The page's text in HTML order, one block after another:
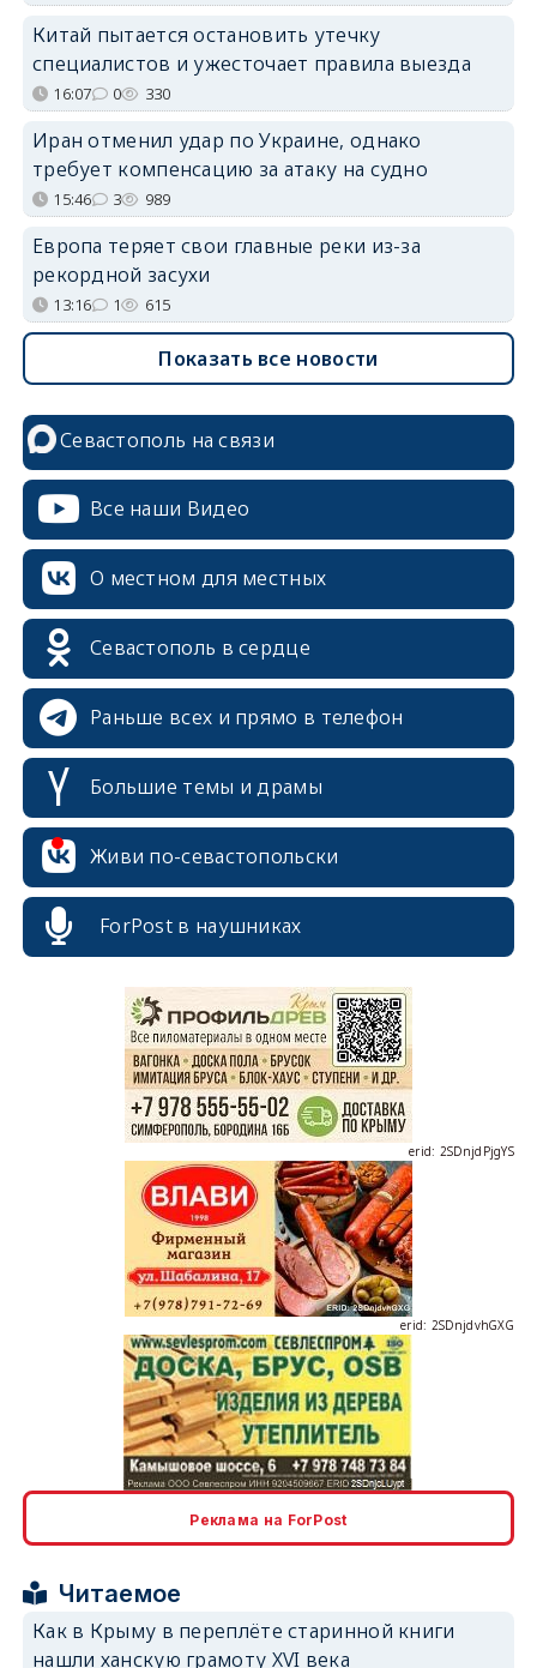
Китай пытается остановить утечку
специалистов и ужесточает правила выезда
16:07 0 330
Иран отменил удар по Украине, однако
требует компенсацию за атаку на судно
15:46 3 989
Европа теряет свои главные реки из-за
рекордной засухи
13:16 1 615
Показать все новости
Севастополь на связи
Все наши Видео
О местном для местных
Севастополь в сердце
Раньше всех и прямо в телефон
Большие темы и драмы
Живи по-севастопольски
ForPost в наушниках
erid: 2SDnjdPjgYS
erid: 2SDnjdvhGXG
erid: 2SDnjcLUypt
erid: 2SDnjcrDNw6
Реклама на ForPost
Читаемое
Как в Крыму в переплёте старинной книги
нашли ханскую грамоту XVI века